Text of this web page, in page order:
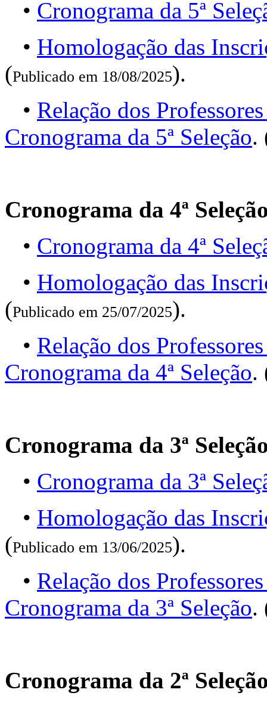
• Cronograma da 5ª
• Homologação das
(Publicado em 18/08/2025).
• Relação dos
Cronograma da 5ª Seleção.
Cronograma da 4ª
• Cronograma da 4ª
• Homologação das
(Publicado em 25/07/2025).
• Relação dos
Cronograma da 4ª Seleção.
Cronograma da 3ª
• Cronograma da 3ª
• Homologação das
(Publicado em 13/06/2025).
• Relação dos
Cronograma da 3ª Seleção.
Cronograma da 2ª